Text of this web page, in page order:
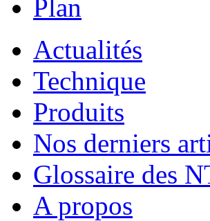
Plan
Actualités
Technique
Produits
Nos derniers
Glossaire des
A propos